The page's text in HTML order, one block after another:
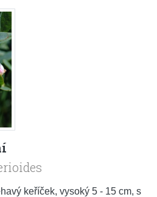
keříček, vysoký 5 - 15 cm, s